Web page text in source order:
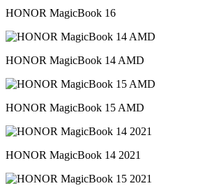
HONOR MagicBook 16
HONOR MagicBook 14 AMD
HONOR MagicBook 15 AMD
HONOR MagicBook 14 2021